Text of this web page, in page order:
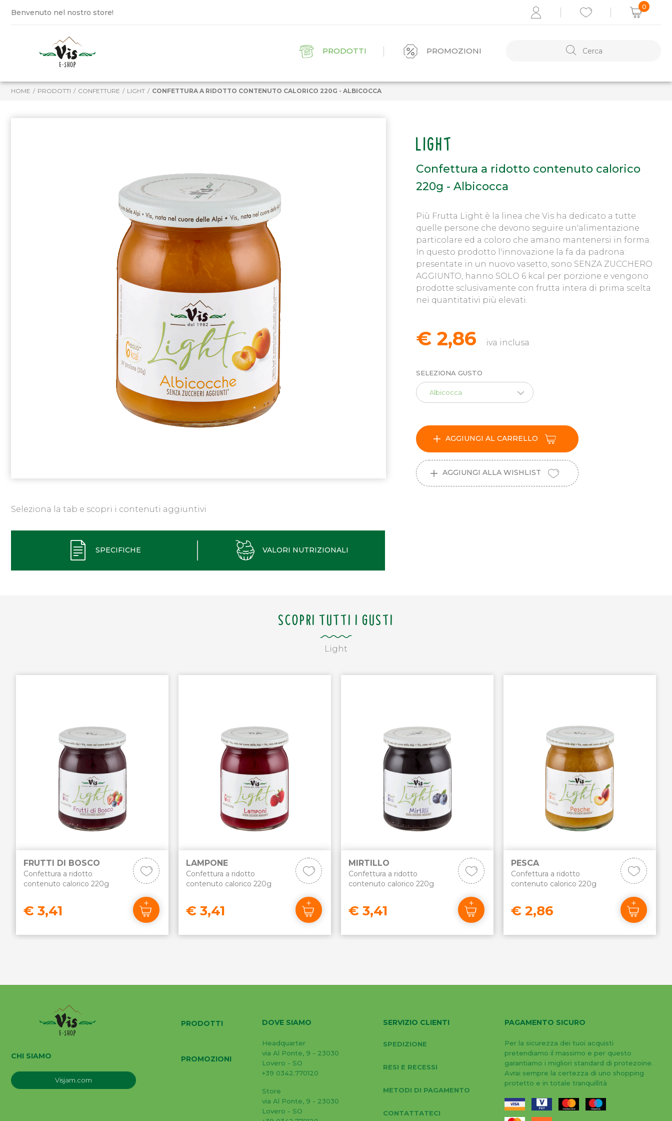
HOME PRODOTTI CONFETTURE LIGHT CONFETTURA A RIDOTTO CONTENUTO CALORICO 220G - ALBICOCCA
Seleziona la tab e scopri i contenuti aggiuntivi
SPECIFICHE VALORI NUTRIZIONALI
LIGHT
Confettura a ridotto contenuto calorico
220g - Albicocca
Più Frutta Light è la linea che Vis ha dedicato a tutte
quelle persone che devono seguire un'alimentazione
particolare ed a coloro che amano mantenersi in forma.
In questo prodotto l'innovazione la fa da padrona:
presentate in un nuovo vasetto, sono SENZA ZUCCHERO
AGGIUNTO, hanno SOLO 6 kcal per porzione e vengono
prodotte sclusivamente con frutta intera di prima scelta
nei quantitativi più elevati.
€ 2,86 iva inclusa
SELEZIONA GUSTO
Albicocca
AGGIUNGI AL CARRELLO
AGGIUNGI ALLA WISHLIST
SCOPRI TUTTI I GUSTI
Light
FRUTTI DI BOSCO
Confettura a ridotto
contenuto calorico 220g
€ 3,41
LAMPONE
Confettura a ridotto
contenuto calorico 220g
€ 3,41
MIRTILLO
Confettura a ridotto
contenuto calorico 220g
€ 3,41
PESCA
Confettura a ridotto
contenuto calorico 220g
€ 2,86
CHI SIAMO
Visjam.com
PRODOTTI
PROMOZIONI
DOVE SIAMO
Headquarter
via Al Ponte, 9 - 23030
Lovero - SO
+39 0342.770120
Store
via Al Ponte, 9 - 23030
Lovero - SO
SERVIZIO CLIENTI
SPEDIZIONE
RESI E RECESSI
METODI DI PAGAMENTO
CONTATTATECI
PAGAMENTO SICURO
Per la sicurezza dei tuoi acquisti
pretendiamo il massimo e per questo
garantiamo i migliori standard di protezoine.
Avrai sempre la certezza di uno shopping
protetto e in totale tranquillità
Benvenuto nel nostro store!
0
PRODOTTI PROMOZIONI